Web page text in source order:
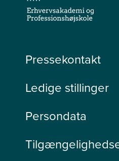
Pressekontakt
Ledige stillinger
Persondata